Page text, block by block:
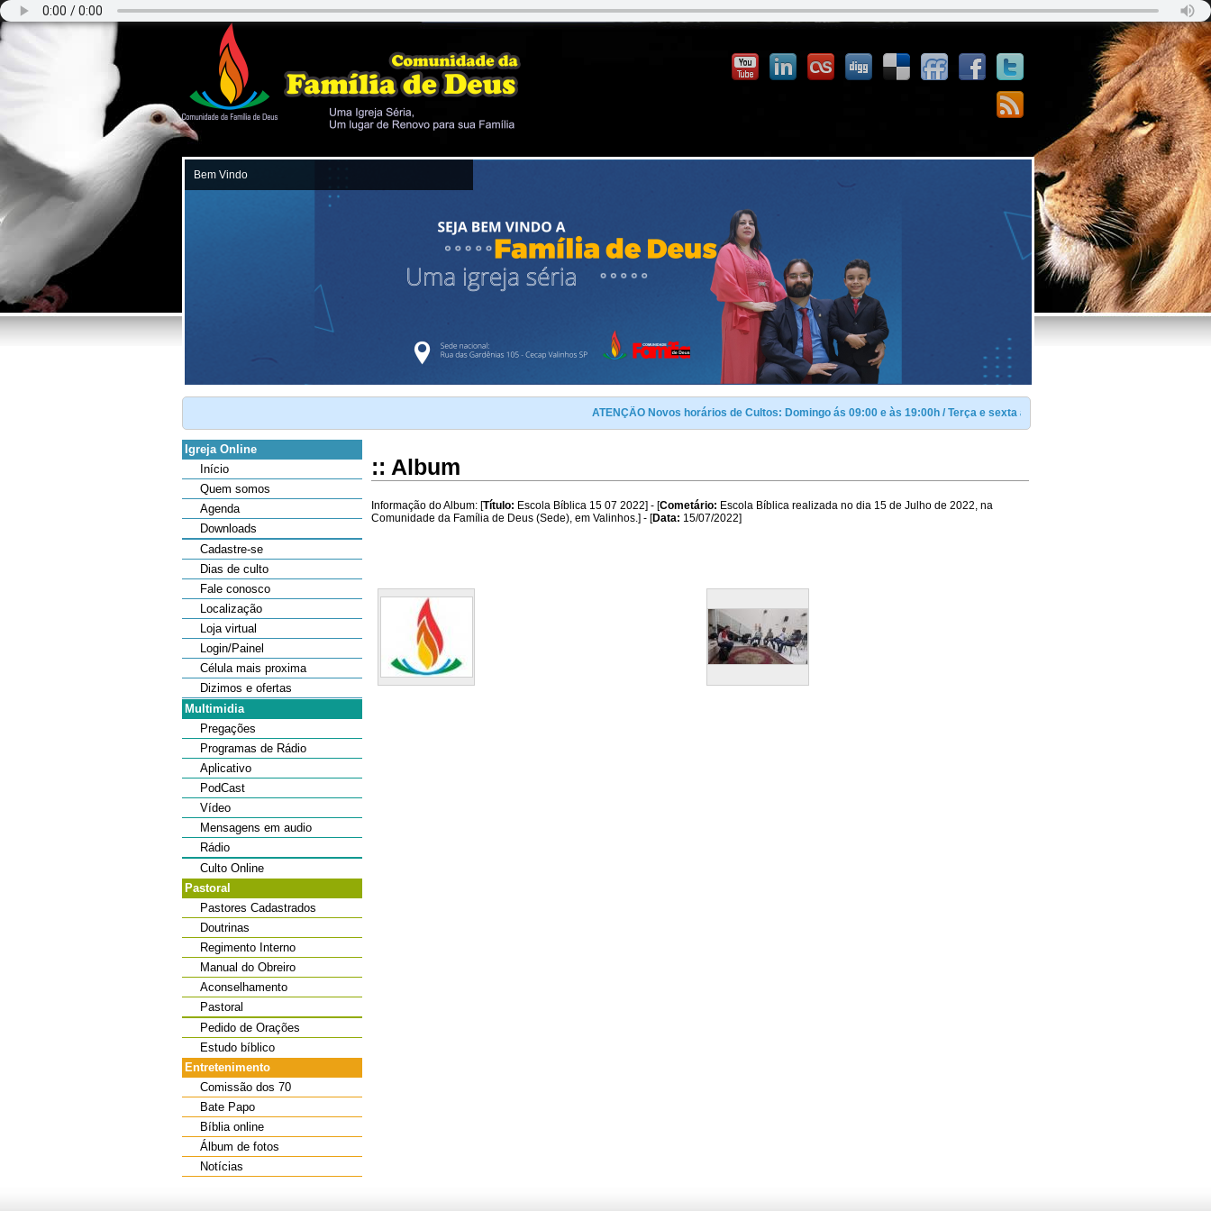
ATENÇÃO Novos horários de Cultos: Domingo ás 09:00 e às 19:00h / Terça e sexta às 19:30h / Sexta-feira19:30h Batalha
Igreja Online
Início
Quem somos
Agenda
Downloads
Cadastre-se
Dias de culto
Fale conosco
Localização
Loja virtual
Login/Painel
Célula mais proxima
Dizimos e ofertas
Multimidia
Pregações
Programas de Rádio
Aplicativo
PodCast
Vídeo
Mensagens em audio
Rádio
Culto Online
Pastoral
Pastores Cadastrados
Doutrinas
Regimento Interno
Manual do Obreiro
Aconselhamento
Pastoral
Pedido de Orações
Estudo bíblico
Entretenimento
Comissão dos 70
Bate Papo
Bíblia online
Álbum de fotos
Notícias
:: Album
Informação do Album: [Título: Escola Bíblica 15 07 2022] - [Cometário: Escola Bíblica realizada no dia 15 de Julho de 2022, na
Comunidade da Família de Deus (Sede), em Valinhos.] - [Data: 15/07/2022]